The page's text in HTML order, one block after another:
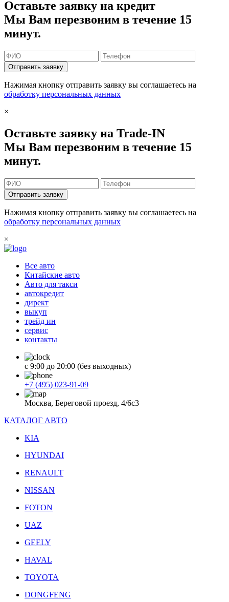
Оставьте заявку на кредит
Мы Вам перезвоним в течение 15
минут.
Отправить заявку
Нажимая кнопку отправить заявку вы соглашаетесь на
обработку персональных данных
×
Оставьте заявку на Trade-IN
Мы Вам перезвоним в течение 15
минут.
Отправить заявку
Нажимая кнопку отправить заявку вы соглашаетесь на
обработку персональных данных
×
Все авто
Китайские авто
Авто для такси
автокредит
директ
выкуп
трейд ин
сервис
контакты
с 9:00 до 20:00 (без выходных)
+7 (495) 023-91-09
Москва, Береговой проезд, 4/6с3
КАТАЛОГ АВТО
KIA
HYUNDAI
RENAULT
NISSAN
FOTON
UAZ
GEELY
HAVAL
TOYOTA
DONGFENG